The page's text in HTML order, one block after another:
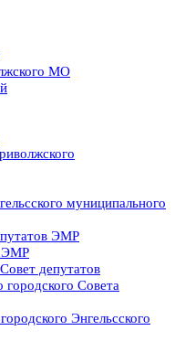
МО
муниципального
ЭМР
ЭМР
депутатов
городского Совета
Энгельсского